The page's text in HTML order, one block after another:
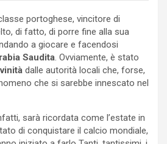
portoghese, vincitore di
di fatto, di porre fine alla sua
a giocare e facendosi
Saudita. Ovviamente, è stato
dalle autorità locali che, forse,
che si sarebbe innescato nel
sarà ricordata come l’estate in
di conquistare il calcio mondiale,